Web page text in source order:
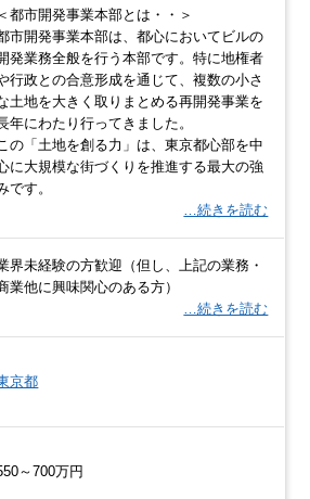
＜都市開発事業本部とは・・＞
市開発事業本部は、都心においてビルの
発業務全般を行う本部です。特に地権者
行政との合意形成を通じて、複数の小さ
土地を大きく取りまとめる再開発事業を
年にわたり行ってきました。
の「土地を創る力」は、東京都心部を中
に大規模な街づくりを推進する最大の強
です。
…続きを読む
界未経験の方歓迎（但し、上記の業務・
業他に興味関心のある方）
…続きを読む
京都
～700万円